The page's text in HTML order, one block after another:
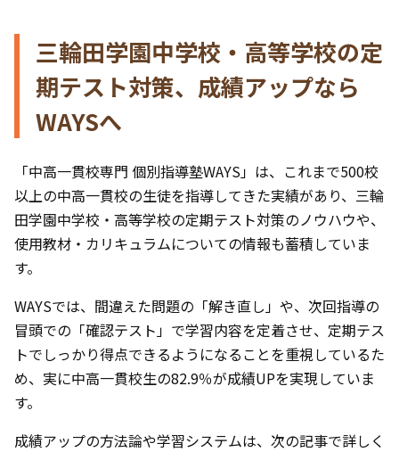
三輪田学園中学校・高等学校の定
期テスト対策、成績アップなら
WAYSへ
「中高一貫校専門 個別指導塾WAYS」は、これまで500校
以上の中高一貫校の生徒を指導してきた実績があり、三輪
田学園中学校・高等学校の定期テスト対策のノウハウや、
使用教材・カリキュラムについての情報も蓄積していま
す。
WAYSでは、間違えた問題の「解き直し」や、次回指導の
冒頭での「確認テスト」で学習内容を定着させ、定期テス
トでしっかり得点できるようになることを重視しているた
め、実に中高一貫校生の82.9％が成績UPを実現していま
す。
成績アップの方法論や学習システムは、次の記事で詳しく